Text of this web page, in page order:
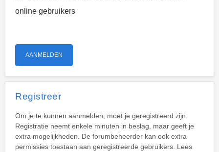
online gebruikers
Registreer
Om je te kunnen aanmelden, moet je geregistreerd zijn.
Registratie neemt enkele minuten in beslag, maar geeft je
extra mogelijkheden. De forumbeheerder kan ook extra
permissies toestaan aan geregistreerde gebruikers. Lees